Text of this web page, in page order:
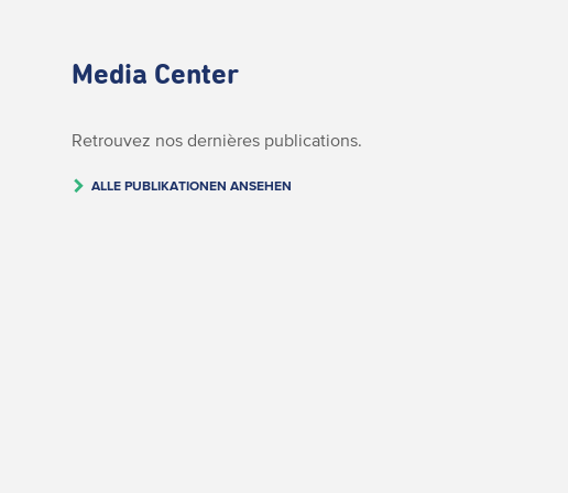
Media Center
Retrouvez nos dernières publications.
ALLE PUBLIKATIONEN ANSEHEN